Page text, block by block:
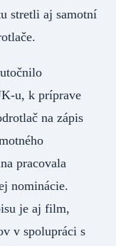
stretli aj samotní
u, k príprave
na zápis
pracovala
nominácie.
je aj film,
v spolupráci s